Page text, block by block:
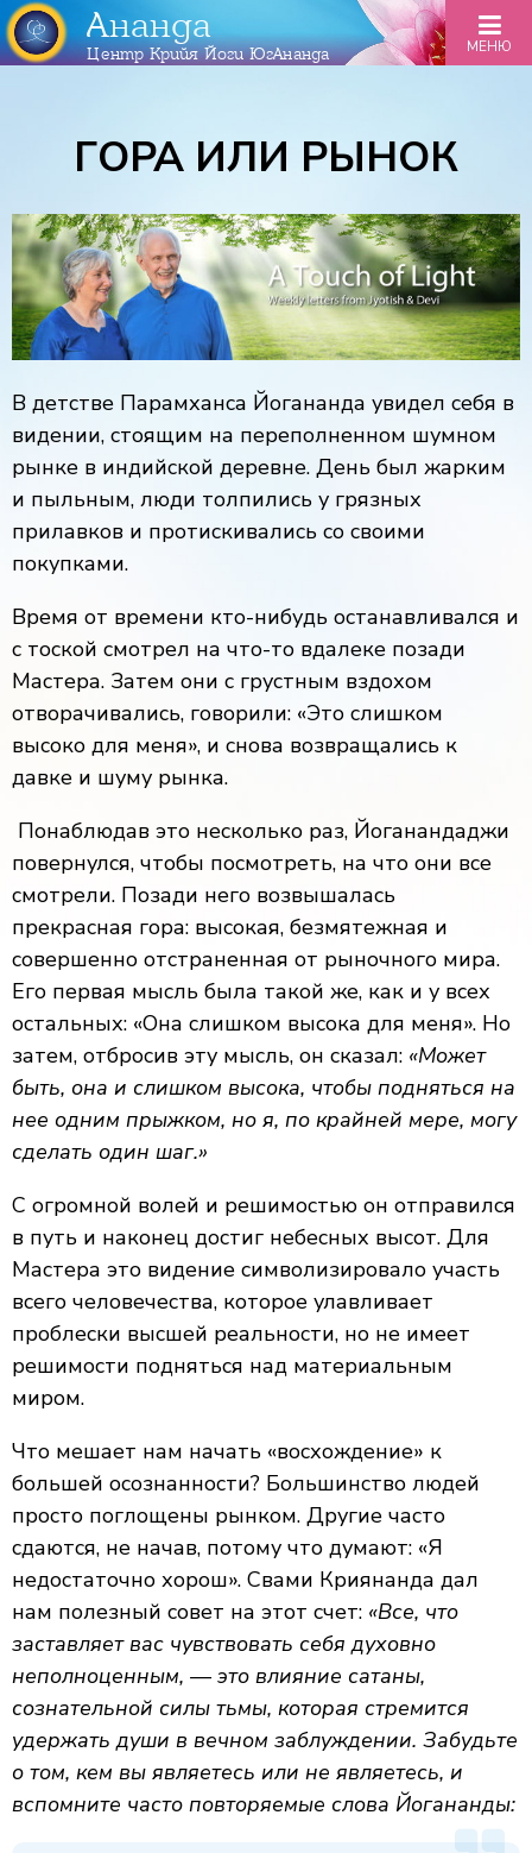
Ананда
Центр Крийя Йоги ЮгАнанда МЕНЮ
ГОРА ИЛИ РЫНОК
В детстве Парамханса Йогананда увидел себя в
видении, стоящим на переполненном шумном
рынке в индийской деревне. День был жарким
и пыльным, люди толпились у грязных
прилавков и протискивались со своими
покупками.
Время от времени кто-нибудь останавливался и
с тоской смотрел на что-то вдалеке позади
Мастера. Затем они с грустным вздохом
отворачивались, говорили: «Это слишком
высоко для меня», и снова возвращались к
давке и шуму рынка.
Понаблюдав это несколько раз, Йоганандаджи
повернулся, чтобы посмотреть, на что они все
смотрели. Позади него возвышалась
прекрасная гора: высокая, безмятежная и
совершенно отстраненная от рыночного мира.
Его первая мысль была такой же, как и у всех
остальных: «Она слишком высока для меня». Но
затем, отбросив эту мысль, он сказал: «Может
быть, она и слишком высока, чтобы подняться на
нее одним прыжком, но я, по крайней мере, могу
сделать один шаг.»
С огромной волей и решимостью он отправился
в путь и наконец достиг небесных высот. Для
Мастера это видение символизировало участь
всего человечества, которое улавливает
проблески высшей реальности, но не имеет
решимости подняться над материальным
миром.
Что мешает нам начать «восхождение» к
большей осознанности? Большинство людей
просто поглощены рынком. Другие часто
сдаются, не начав, потому что думают: «Я
недостаточно хорош». Свами Криянанда дал
нам полезный совет на этот счет: «Все, что
заставляет вас чувствовать себя духовно
неполноценным, — это влияние сатаны,
сознательной силы тьмы, которая стремится
удержать души в вечном заблуждении. Забудьте
о том, кем вы являетесь или не являетесь, и
вспомните часто повторяемые слова Йогананды: